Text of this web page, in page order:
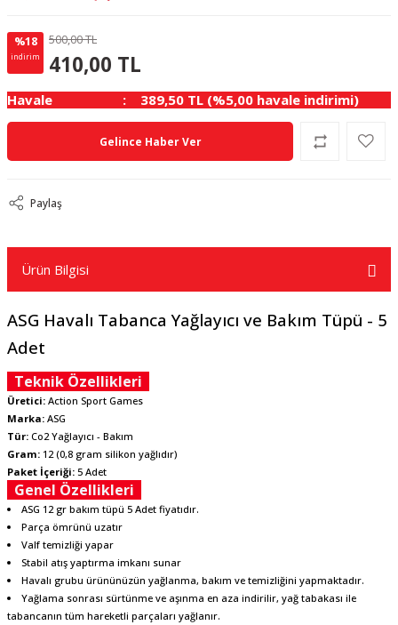
%18
indirim
500,00 TL
410,00 TL
Havale 389,50 TL (%5,00 havale indirimi)
Gelince Haber Ver
Paylaş
Ürün Bilgisi
ASG Havalı Tabanca Yağlayıcı ve Bakım Tüpü - 5
Adet
Teknik Özellikleri
Üretici: Action Sport Games
Marka: ASG
Tür: Co2 Yağlayıcı - Bakım
Gram: 12 (0,8 gram silikon yağlıdır)
Paket İçeriği: 5 Adet
Genel Özellikleri
ASG 12 gr bakım tüpü 5 Adet fiyatıdır.
Parça ömrünü uzatır
Valf temizliği yapar
Stabil atış yaptırma imkanı sunar
Havalı grubu ürününüzün yağlanma, bakım ve temizliğini yapmaktadır.
Yağlama sonrası sürtünme ve aşınma en aza indirilir, yağ tabakası ile
tabancanın tüm hareketli parçaları yağlanır.